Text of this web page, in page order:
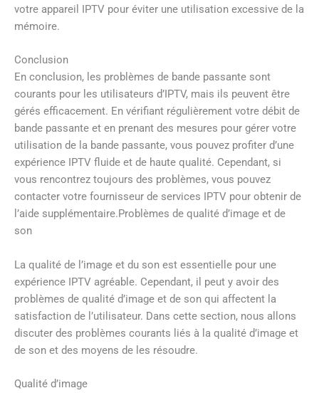
votre appareil IPTV pour éviter une utilisation excessive de la
mémoire.
Conclusion
En conclusion, les problèmes de bande passante sont
courants pour les utilisateurs d’IPTV, mais ils peuvent être
gérés efficacement. En vérifiant régulièrement votre débit de
bande passante et en prenant des mesures pour gérer votre
utilisation de la bande passante, vous pouvez profiter d’une
expérience IPTV fluide et de haute qualité. Cependant, si
vous rencontrez toujours des problèmes, vous pouvez
contacter votre fournisseur de services IPTV pour obtenir de
l’aide supplémentaire.Problèmes de qualité d’image et de
son
La qualité de l’image et du son est essentielle pour une
expérience IPTV agréable. Cependant, il peut y avoir des
problèmes de qualité d’image et de son qui affectent la
satisfaction de l’utilisateur. Dans cette section, nous allons
discuter des problèmes courants liés à la qualité d’image et
de son et des moyens de les résoudre.
Qualité d’image